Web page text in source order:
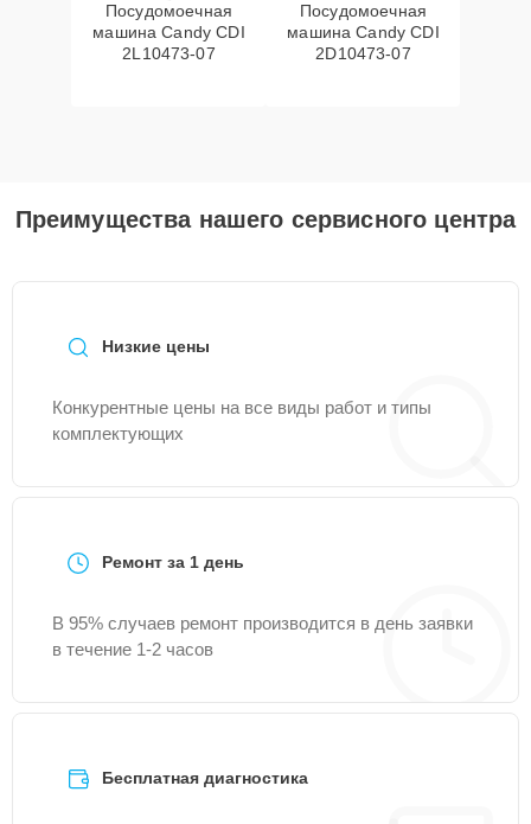
Посудомоечная
машина Candy CDI
2L10473-07
Посудомоечная
машина Candy CDI
2D10473-07
Преимущества нашего сервисного центра
Низкие цены
Конкурентные цены на все виды работ и типы
комплектующих
Ремонт за 1 день
В 95% случаев ремонт производится в день заявки
в течение 1-2 часов
Бесплатная диагностика